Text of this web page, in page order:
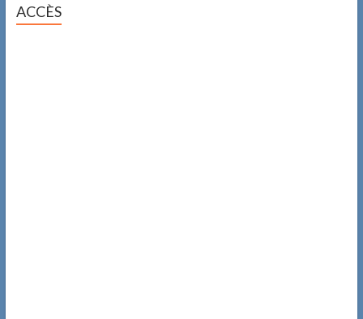
ACCÈS